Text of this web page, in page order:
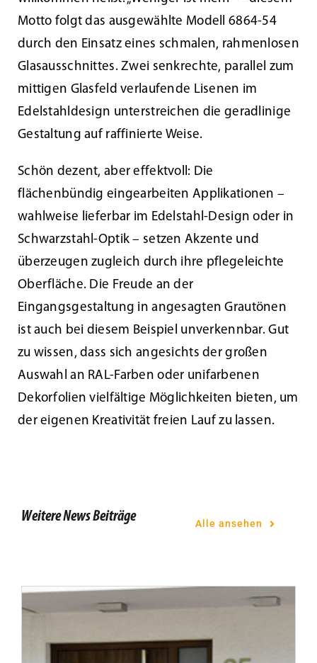
Motto folgt das ausgewählte Modell 6864-54
durch den Einsatz eines schmalen, rahmenlosen
Glasausschnittes. Zwei senkrechte, parallel zum
mittigen Glasfeld verlaufende Lisenen im
Edelstahldesign unterstreichen die geradlinige
Gestaltung auf raffinierte Weise.
Schön dezent, aber effektvoll: Die
flächenbündig eingearbeiten Applikationen –
wahlweise lieferbar im Edelstahl-Design oder in
Schwarzstahl-Optik – setzen Akzente und
überzeugen zugleich durch ihre pflegeleichte
Oberfläche. Die Freude an der
Eingangsgestaltung in angesagten Grautönen
ist auch bei diesem Beispiel unverkennbar. Gut
zu wissen, dass sich angesichts der großen
Auswahl an RAL-Farben oder unifarbenen
Dekorfolien vielfältige Möglichkeiten bieten, um
der eigenen Kreativität freien Lauf zu lassen.
Weitere News Beiträge Alle ansehen
Tür des Monats März 2024